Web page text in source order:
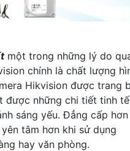
một trong những lý do
chính là chất lượng
Hikvision được trang
được những chi tiết tinh
sáng yếu. Đẳng cấp hơn
tâm hơn khi sử dụng
hay văn phòng.